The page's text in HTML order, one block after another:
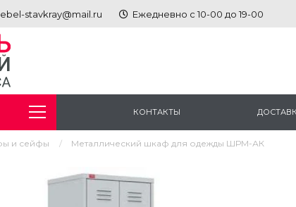
stavkray@mail.ru Ежедневно с 10-00 до 19-00
КОНТАКТЫ
и сейфы Металлический шкаф для одежды ШРМ-АК